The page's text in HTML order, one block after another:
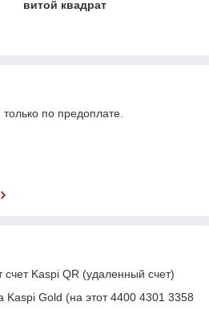
витой квадрат
по предоплате.
счет Kaspi QR (удаленный счет)
Kaspi Gold (на этот 4400 4301 3358